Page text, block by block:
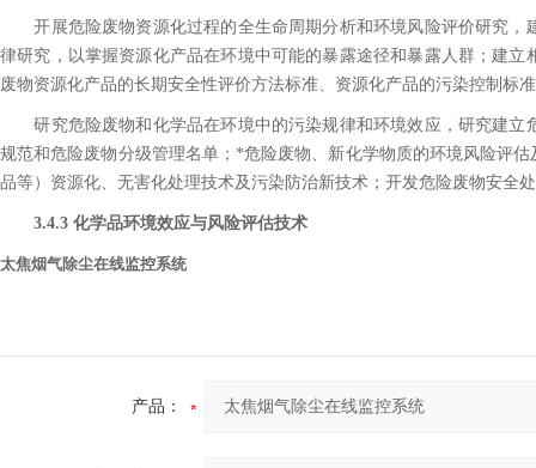
开展危险废物资源化过程的全生命周期分析和环境风险评价研究，
律研究，以掌握资源化产品在环境中可能的暴露途径和暴露人群；建
废物资源化产品的长期安全性评价方法标准、资源化产品的污染控制标
研究危险废物和化学品在环境中的污染规律和环境效应，研究建立
规范和危险废物分级管理名单；*危险废物、新化学物质的环境风险评
品等）资源化、无害化处理技术及污染防治新技术；开发危险废物安全
3.4.3 化学品环境效应与风险评估技术
太焦烟气除尘在线监控系统
产品：